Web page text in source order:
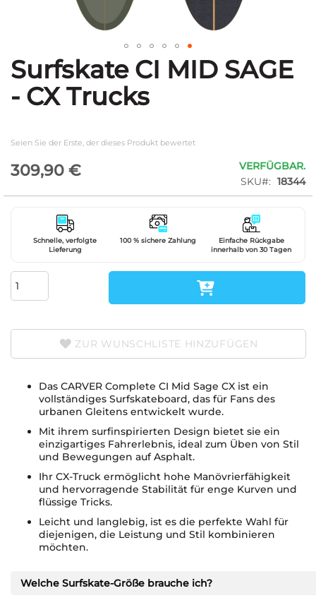
Zum
Anfang
Bildgalerie
Surfskate CI MID SAGE
- CX Trucks
Seien Sie der Erste, der dieses Produkt bewertet
309,90 €
VERFÜGBAR.
SKU
18344
Schnelle, verfolgte
Lieferung
100 % sichere Zahlung
Einfache Rückgabe
innerhalb von 30 Tagen
ZUR WUNSCHLISTE HINZUFÜGEN
Das CARVER Complete CI Mid Sage CX ist ein
vollständiges Surfskateboard, das für Fans des
urbanen Gleitens entwickelt wurde.
Mit ihrem surfinspirierten Design bietet sie ein
einzigartiges Fahrerlebnis, ideal zum Üben von Stil
und Bewegungen auf Asphalt.
Ihr CX-Truck ermöglicht hohe Manövrierfähigkeit
und hervorragende Stabilität für enge Kurven und
flüssige Tricks.
Leicht und langlebig, ist es die perfekte Wahl für
diejenigen, die Leistung und Stil kombinieren
möchten.
Welche Surfskate-Größe brauche ich?